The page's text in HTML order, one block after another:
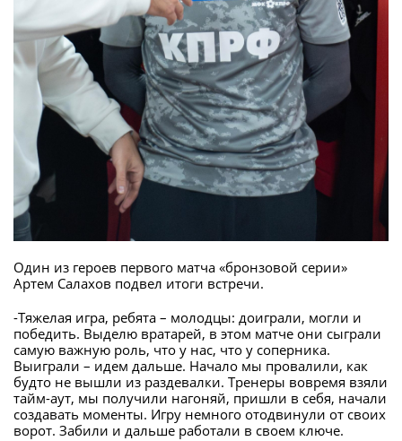
Один из героев первого матча «бронзовой серии»
Артем Салахов подвел итоги встречи.
-Тяжелая игра, ребята – молодцы: доиграли, могли и
победить. Выделю вратарей, в этом матче они сыграли
самую важную роль, что у нас, что у соперника.
Выиграли – идем дальше. Начало мы провалили, как
будто не вышли из раздевалки. Тренеры вовремя взяли
тайм-аут, мы получили нагоняй, пришли в себя, начали
создавать моменты. Игру немного отодвинули от своих
ворот. Забили и дальше работали в своем ключе.